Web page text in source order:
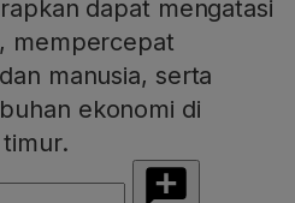
dapat mengatasi
mempercepat
manusia, serta
ekonomi di